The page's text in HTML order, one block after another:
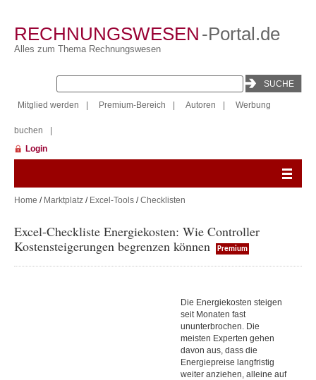
RECHNUNGSWESEN -Portal.de
Alles zum Thema Rechnungswesen
Mitglied werden Premium-Bereich Autoren Werbung
buchen
Login
Home / Marktplatz / Excel-Tools /Checklisten
Excel-Checkliste Energiekosten: Wie Controller
Kostensteigerungen begrenzen können
Premium
Die Energiekosten steigen
seit Monaten fast
ununterbrochen. Die
meisten Experten gehen
davon aus, dass die
Energiepreise langfristig
weiter anziehen, alleine auf